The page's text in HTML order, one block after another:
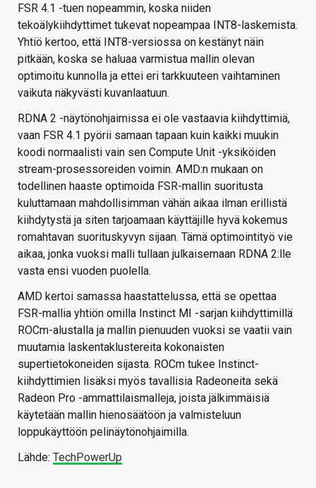
FSR 4.1 -tuen nopeammin, koska niiden
tekoälykiihdyttimet tukevat nopeampaa INT8-laskemista.
Yhtiö kertoo, että INT8-versiossa on kestänyt näin
pitkään, koska se haluaa varmistua mallin olevan
optimoitu kunnolla ja ettei eri tarkkuuteen vaihtaminen
vaikuta näkyvästi kuvanlaatuun.
RDNA 2 -näytönohjaimissa ei ole vastaavia kiihdyttimiä,
vaan FSR 4.1 pyörii samaan tapaan kuin kaikki muukin
koodi normaalisti vain sen Compute Unit -yksiköiden
stream-prosessoreiden voimin. AMD:n mukaan on
todellinen haaste optimoida FSR-mallin suoritusta
kuluttamaan mahdollisimman vähän aikaa ilman erillistä
kiihdytystä ja siten tarjoamaan käyttäjille hyvä kokemus
romahtavan suorituskyvyn sijaan. Tämä optimointityö vie
aikaa, jonka vuoksi malli tullaan julkaisemaan RDNA 2:lle
vasta ensi vuoden puolella.
AMD kertoi samassa haastattelussa, että se opettaa
FSR-mallia yhtiön omilla Instinct MI -sarjan kiihdyttimillä
ROCm-alustalla ja mallin pienuuden vuoksi se vaatii vain
muutamia laskentaklustereita kokonaisten
supertietokoneiden sijasta. ROCm tukee Instinct-
kiihdyttimien lisäksi myös tavallisia Radeoneita sekä
Radeon Pro -ammattilaismalleja, joista jälkimmäisiä
käytetään mallin hienosäätöön ja valmisteluun
loppukäyttöön pelinäytönohjaimilla.
Lähde: TechPowerUp